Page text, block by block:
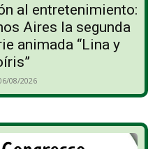
al entretenimiento:
Aires la segunda
animada “Lina y
08/2026